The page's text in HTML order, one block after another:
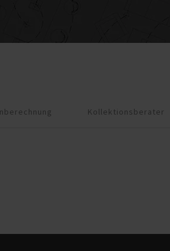
Kollektionsberater